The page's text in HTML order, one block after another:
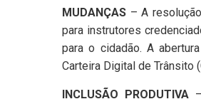
MUDANÇAS – A
para instrutores
para o cidadão. A
Carteira Digital de Trânsito
INCLUSÃO PRODUTIVA–